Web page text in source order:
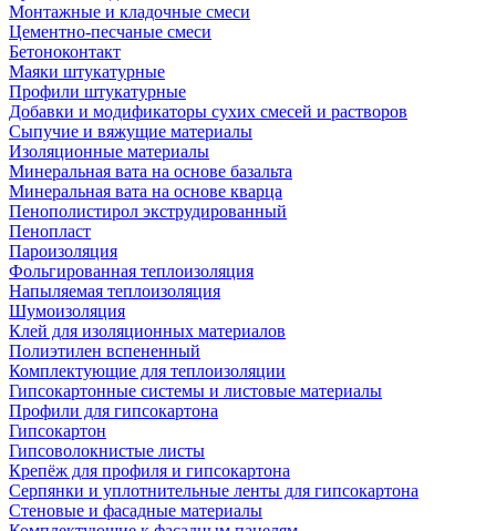
Монтажные и кладочные смеси
Цементно-песчаные смеси
Бетоноконтакт
Маяки штукатурные
Профили штукатурные
Добавки и модификаторы сухих смесей и растворов
Сыпучие и вяжущие материалы
Изоляционные материалы
Минеральная вата на основе базальта
Минеральная вата на основе кварца
Пенополистирол экструдированный
Пенопласт
Пароизоляция
Фольгированная теплоизоляция
Напыляемая теплоизоляция
Шумоизоляция
Клей для изоляционных материалов
Полиэтилен вспененный
Комплектующие для теплоизоляции
Гипсокартонные системы и листовые материалы
Профили для гипсокартона
Гипсокартон
Гипсоволокнистые листы
Крепёж для профиля и гипсокартона
Серпянки и уплотнительные ленты для гипсокартона
Стеновые и фасадные материалы